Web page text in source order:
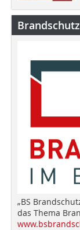
Brandschutz
„BS
das Thema